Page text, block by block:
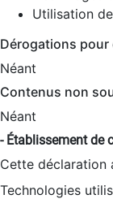
Utilisation
Dérogations
Néant
Contenus non
Néant
- Établissement de
Cette déclaration
Technologies